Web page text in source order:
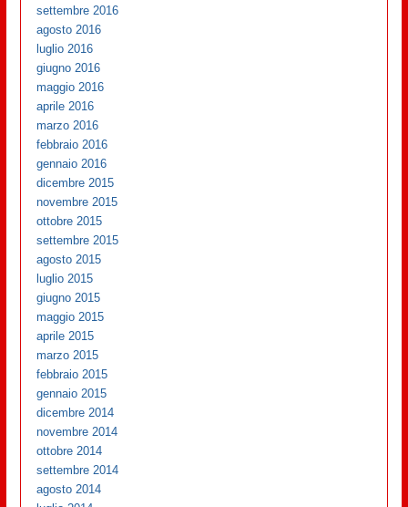
settembre 2016
agosto 2016
luglio 2016
giugno 2016
maggio 2016
aprile 2016
marzo 2016
febbraio 2016
gennaio 2016
dicembre 2015
novembre 2015
ottobre 2015
settembre 2015
agosto 2015
luglio 2015
giugno 2015
maggio 2015
aprile 2015
marzo 2015
febbraio 2015
gennaio 2015
dicembre 2014
novembre 2014
ottobre 2014
settembre 2014
agosto 2014